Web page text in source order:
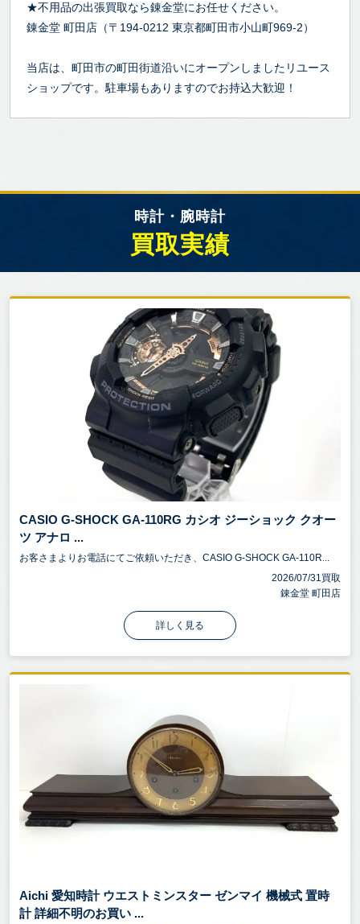
★不用品の出張買取なら錬金堂にお任せください。
錬金堂 町田店（〒194-0212 東京都町田市小山町969-2）
当店は、町田市の町田街道沿いにオープンしましたリユース
ショップです。駐車場もありますのでお持込大歓迎！
時計・腕時計
買取実績
CASIO G-SHOCK GA-110RG カシオ ジーショック クオー
ツ アナロ ...
お客さまよりお電話にてご依頼いただき、CASIO G-SHOCK GA-110R...
2026/07/31買取
錬金堂 町田店
詳しく見る
Aichi 愛知時計 ウエストミンスター ゼンマイ 機械式 置時
計 詳細不明のお買い ...